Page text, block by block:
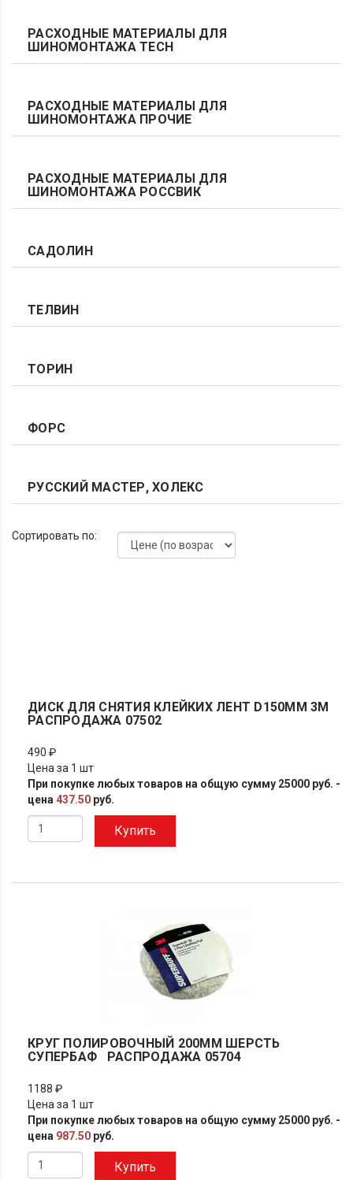
РАСХОДНЫЕ МАТЕРИАЛЫ ДЛЯ
ШИНОМОНТАЖА TECH
РАСХОДНЫЕ МАТЕРИАЛЫ ДЛЯ
ШИНОМОНТАЖА ПРОЧИЕ
РАСХОДНЫЕ МАТЕРИАЛЫ ДЛЯ
ШИНОМОНТАЖА РОССВИК
САДОЛИН
ТЕЛВИН
ТОРИН
ФОРС
РУССКИЙ МАСТЕР, ХОЛЕКС
Сортировать по:
ДИСК ДЛЯ СНЯТИЯ КЛЕЙКИХ ЛЕНТ D150ММ 3М
РАСПРОДАЖА 07502
490 ₽
Цена за 1 шт
При покупке любых товаров на общую сумму 25000 руб. -
цена 437.50 руб.
Купить
КРУГ ПОЛИРОВОЧНЫЙ 200ММ ШЕРСТЬ
СУПЕРБАФ РАСПРОДАЖА 05704
1188 ₽
Цена за 1 шт
При покупке любых товаров на общую сумму 25000 руб. -
цена 987.50 руб.
Купить